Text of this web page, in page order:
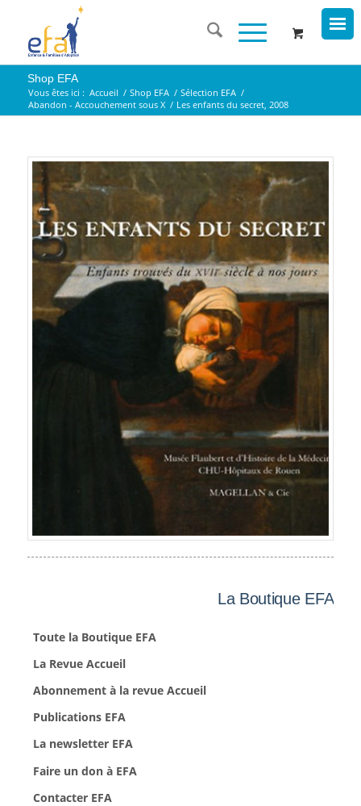
Shop EFA
Vous êtes ici : Accueil / Shop EFA / Sélection EFA /
Abandon - Accouchement sous X / Les enfants du secret, 2008
La Boutique EFA
Toute la Boutique EFA
La Revue Accueil
Abonnement à la revue Accueil
Publications EFA
La newsletter EFA
Faire un don à EFA
Contacter EFA